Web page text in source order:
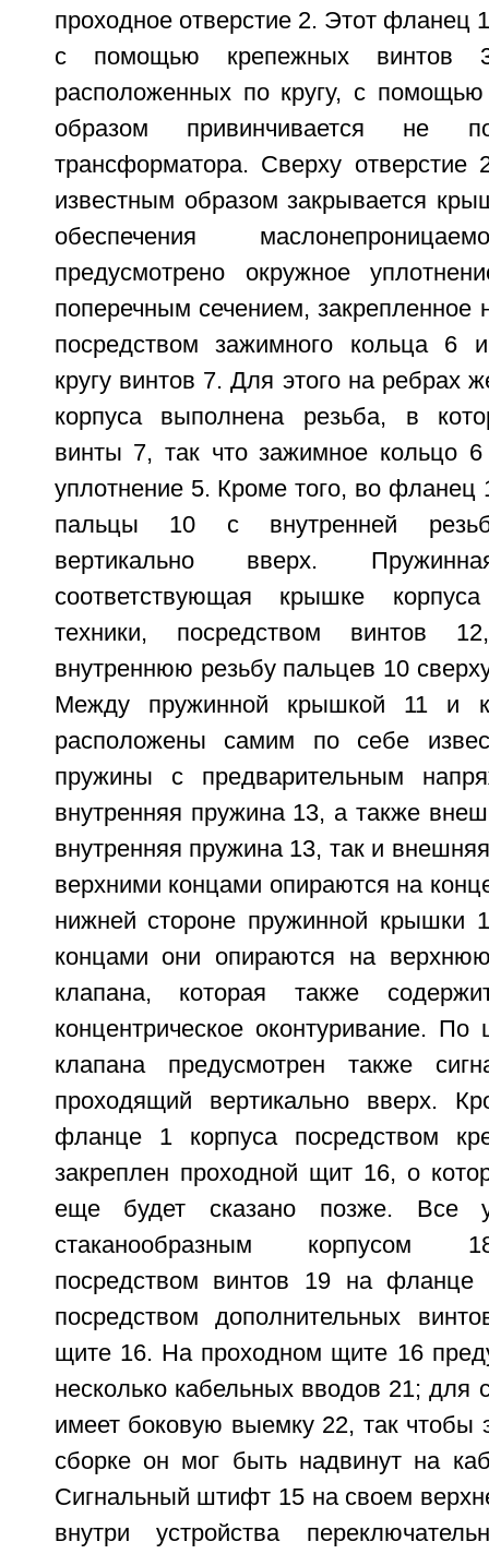
проходное отверстие 2. Этот фланец
с помощью крепежных винтов 3,
расположенных по кругу, с
образом привинчивается не
трансформатора. Сверху
известным образом закрывается
обеспечения
предусмотрено окружное
поперечным сечением, закрепленное
посредством зажимного кольца 6
кругу винтов 7. Для этого на ребрах
корпуса выполнена резьба, в
винты 7, так что зажимное кольцо
уплотнение 5. Кроме того, во фланец
пальцы 10 с внутренней
вертикально вверх.
соответствующая крышке
техники, посредством винтов
внутреннюю резьбу пальцев 10
Между пружинной крышкой 11 и
расположены самим по себе
пружины с предварительным
внутренняя пружина 13, а также
внутренняя пружина 13, так и
верхними концами опираются на
нижней стороне пружинной крышки
концами они опираются на
клапана, которая также
концентрическое оконтуривание.
клапана предусмотрен также
проходящий вертикально вверх.
фланце 1 корпуса посредством
закреплен проходной щит 16, о
еще будет сказано позже. Все
стаканообразным корпусом
посредством винтов 19 на фланце
посредством дополнительных
щите 16. На проходном щите 16
несколько кабельных вводов 21; для
имеет боковую выемку 22, так чтобы
сборке он мог быть надвинут на
Сигнальный штифт 15 на своем
внутри устройства